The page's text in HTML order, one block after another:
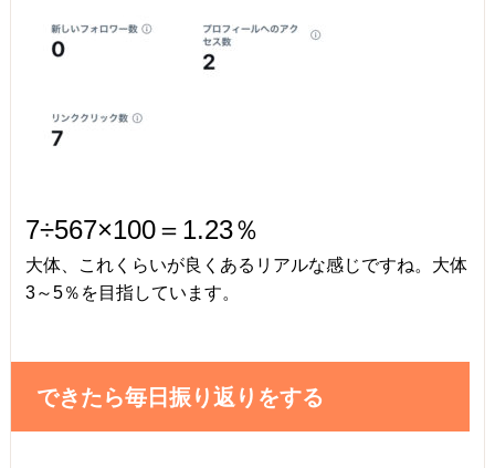
7÷567×100＝1.23％
大体、これくらいが良くあるリアルな感じですね。大体
3～5％を目指しています。
できたら毎日振り返りをする